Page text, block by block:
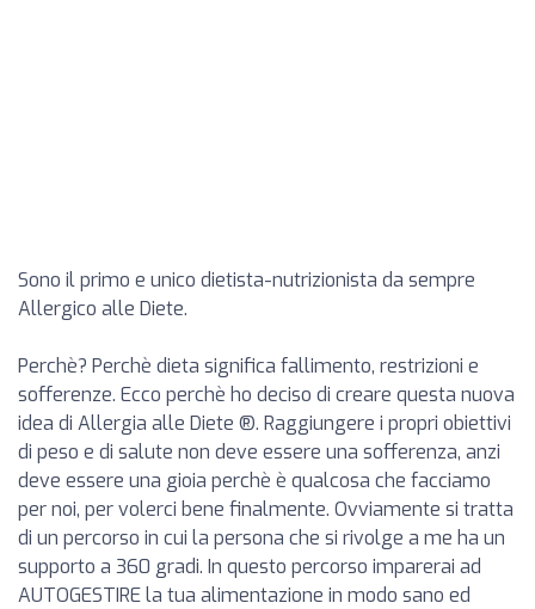
Sono il primo e unico dietista-nutrizionista da sempre
Allergico alle Diete.
Perchè? Perchè dieta significa fallimento, restrizioni e
sofferenze. Ecco perchè ho deciso di creare questa nuova
idea di Allergia alle Diete ®. Raggiungere i propri obiettivi
di peso e di salute non deve essere una sofferenza, anzi
deve essere una gioia perchè è qualcosa che facciamo
per noi, per volerci bene finalmente. Ovviamente si tratta
di un percorso in cui la persona che si rivolge a me ha un
supporto a 360 gradi. In questo percorso imparerai ad
AUTOGESTIRE la tua alimentazione in modo sano ed